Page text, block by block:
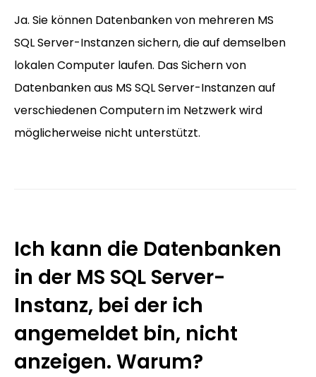
Ja. Sie können Datenbanken von mehreren MS
SQL Server-Instanzen sichern, die auf demselben
lokalen Computer laufen. Das Sichern von
Datenbanken aus MS SQL Server-Instanzen auf
verschiedenen Computern im Netzwerk wird
möglicherweise nicht unterstützt.
Ich kann die Datenbanken
in der MS SQL Server-
Instanz, bei der ich
angemeldet bin, nicht
anzeigen. Warum?